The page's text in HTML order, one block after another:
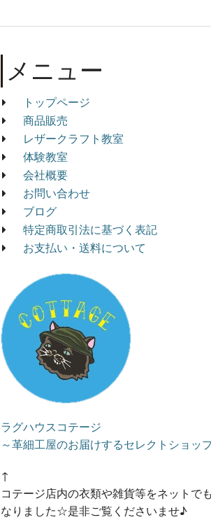
メニュー
トップページ
商品販売
レザークラフト教室
体験教室
会社概要
お問い合わせ
ブログ
特定商取引法に基づく表記
お支払い・送料について
ラグハウスコテージ
～革細工屋のお届けするセレクトショッ
↑
コテージ店内の衣類や雑貨等をネットで
なりました☆是非ご覧くださいませ♪